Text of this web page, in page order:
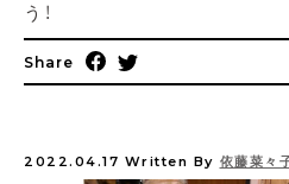
う！
Share
2022.04.17 Written By 依藤菜々